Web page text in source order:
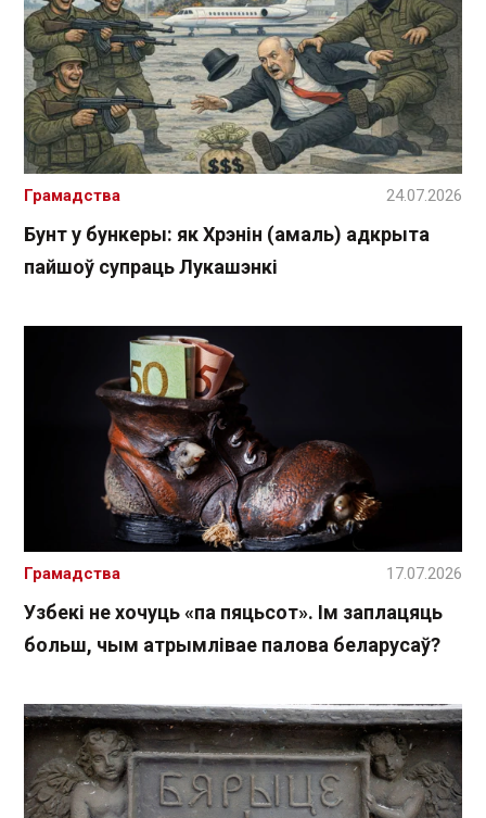
Бунт у бункеры: як Хрэнін (амаль) адкрыта
пайшоў супраць Лукашэнкі
Грамадства 24.07.2026
Узбекі не хочуць «па пяцьсот». Ім заплацяць
больш, чым атрымлівае палова беларусаў?
Грамадства 17.07.2026